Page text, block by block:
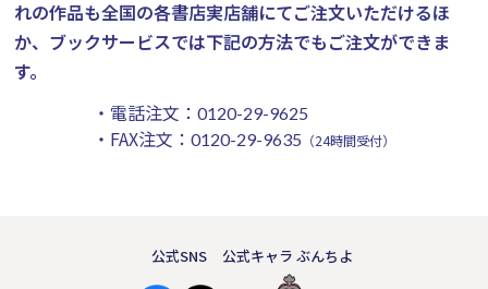
れの作品も全国の各書店実店舗にてご注文いただけるほ
か、ブックサービスでは下記の方法でもご注文ができま
す。
・電話注文： 0120-29-9625
・FAX注文： 0120-29-9635 （24時間受付）
公式SNS 公式キャラ ぶんちよ